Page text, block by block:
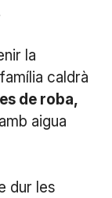
la
caldrà
de roba,
aigua
dur les